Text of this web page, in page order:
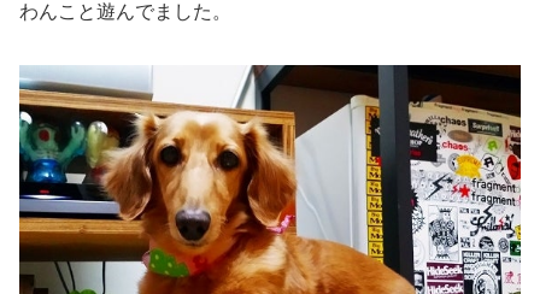
わんこと遊んでました。